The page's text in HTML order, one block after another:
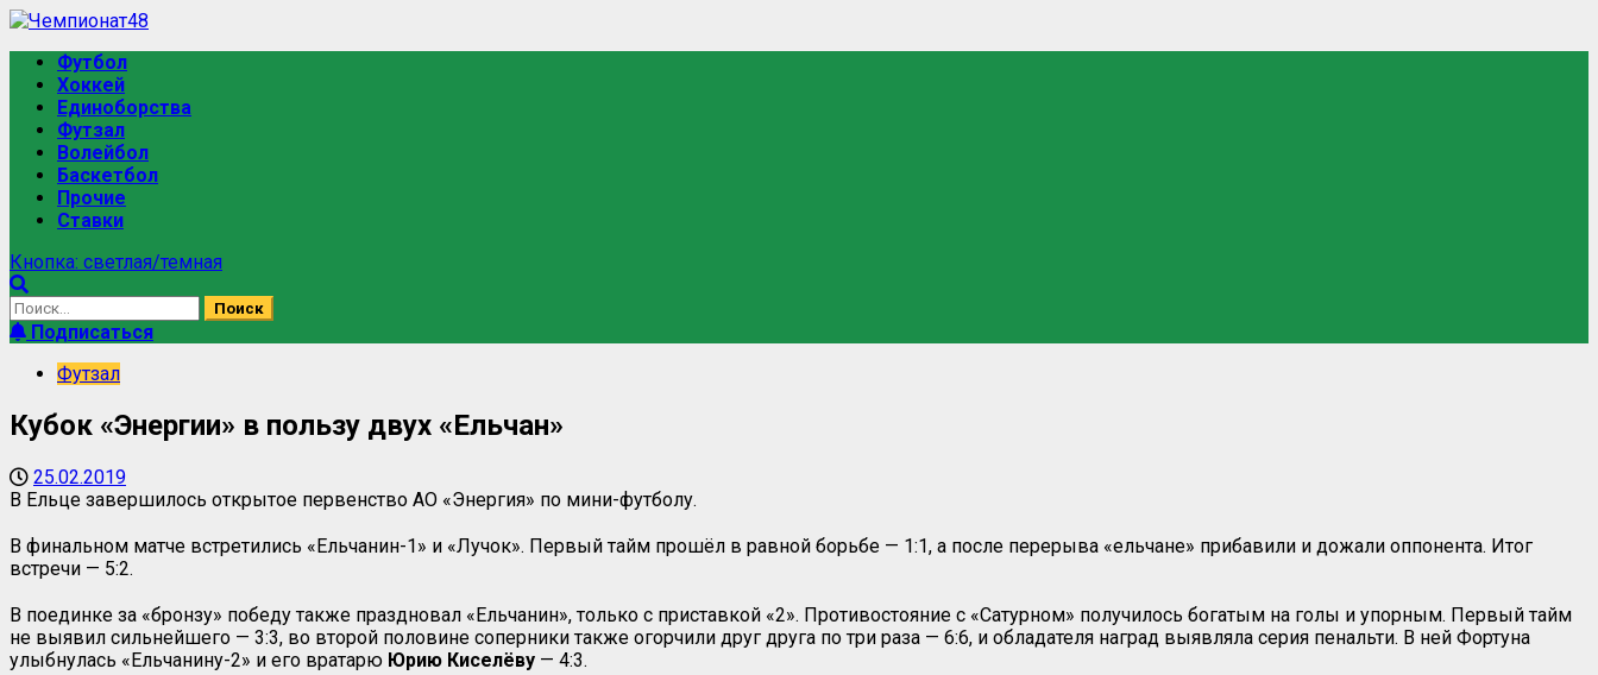
Перейти
содержимому
Основное
меню
Футбол
Хоккей
Единоборства
Футзал
Волейбол
Баскетбол
Прочие
Ставки
Кнопка: светлая/темная
Найти:
Подписаться
Футзал
Кубок «Энергии» в пользу двух «Ельчан»
25.02.2019
В Ельце завершилось открытое первенство АО «Энергия» по мини-футболу.
В финальном матче встретились «Ельчанин-1» и «Лучок». Первый тайм прошёл в равной борьбе — 1:1, а после перерыва «ельчане» прибавили и дожали оппонента. Итог
встречи — 5:2.
В поединке за «бронзу» победу также праздновал «Ельчанин», только с приставкой «2». Противостояние с «Сатурном» получилось богатым на голы и упорным. Первый тайм
не выявил сильнейшего — 3:3, во второй половине соперники также огорчили друг друга по три раза — 6:6, и обладателя наград выявляла серия пенальти. В ней Фортуна
улыбнулась «Ельчанину-2» и его вратарю Юрию Киселёву — 4:3.